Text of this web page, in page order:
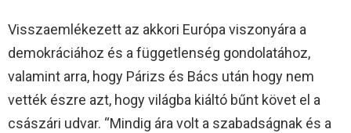
Visszaemlékezett az akkori Európa viszonyára a
demokráciához és a függetlenség gondolatához,
valamint arra, hogy Párizs és Bács után hogy nem
vették észre azt, hogy világba kiáltó bűnt követ el a
császári udvar. “Mindig ára volt a szabadságnak és a